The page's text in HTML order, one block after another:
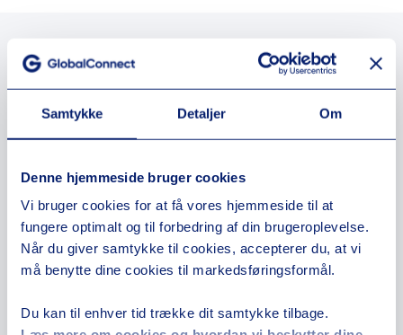
Samtykke Detaljer Om
Denne hjemmeside bruger cookies
Vi bruger cookies for at få vores hjemmeside til at
fungere optimalt og til forbedring af din brugeroplevelse.
Når du giver samtykke til cookies, accepterer du, at vi
må benytte dine cookies til markedsføringsformål.
Du kan til enhver tid trække dit samtykke tilbage.
En proaktiv sikkerhedsstrategi er